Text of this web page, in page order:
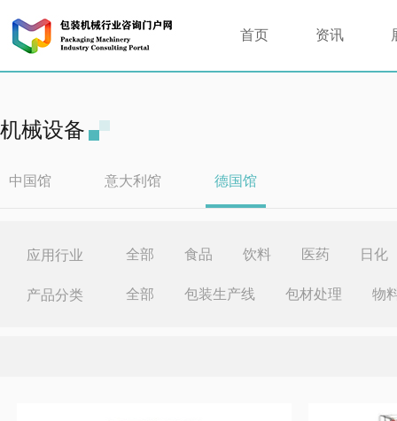
首页 资讯
机械设备
中国馆 意大利馆 德国馆
应用行业 全部 食品 饮料 医药 日化
产品分类 全部 包装生产线 包材处理 物